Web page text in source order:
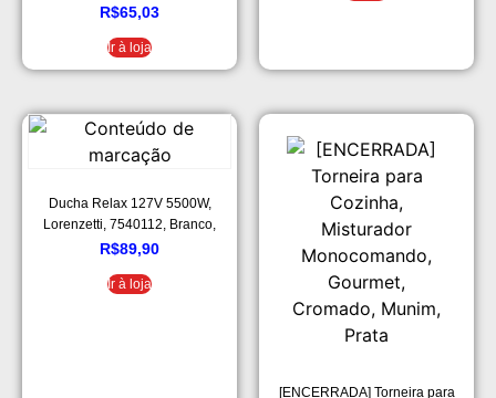
R$65,03
Ir à loja
Ducha Relax 127V 5500W,
Lorenzetti, 7540112, Branco,
Pequeno
R$89,90
Ir à loja
[ENCERRADA] Torneira para